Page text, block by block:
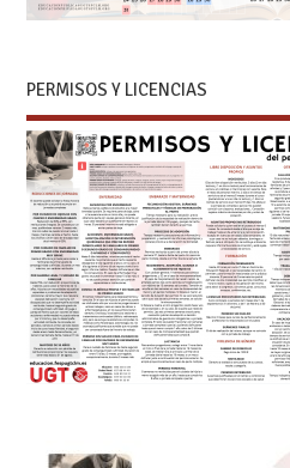
PERMISOS Y LICENCIAS